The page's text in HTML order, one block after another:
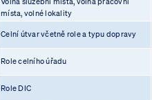
místa, volné lokality
Celní útvar včetně role a typu dopravy
Role celního úřadu
Role DIC